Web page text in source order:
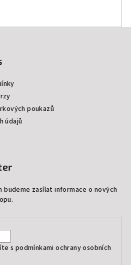
poukazů
údajů
budeme zasílat informace o nových
s podmínkami ochrany osobních